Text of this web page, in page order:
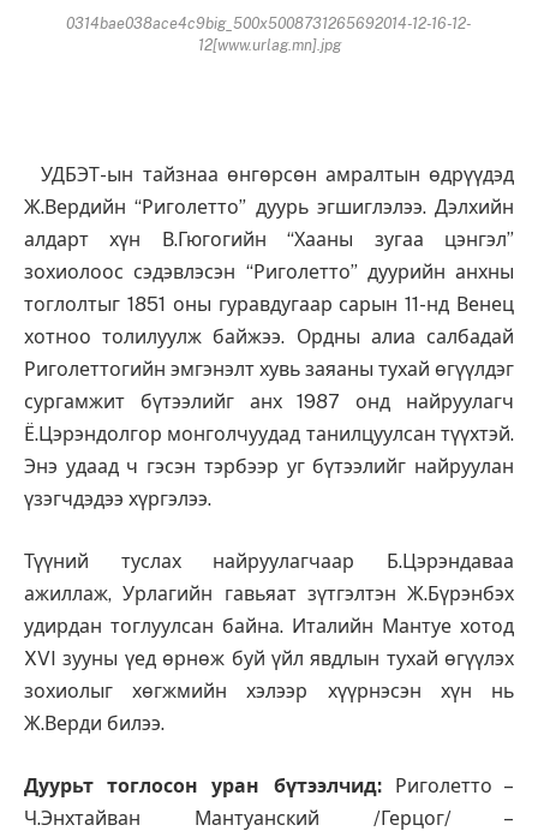
0314bae038ace4c9big_500x5008731265692014-12-16-12-
12[www.urlag.mn].jpg
УДБЭТ-ын тайзнаа өнгөрсөн амралтын өдрүүдэд
Ж.Вердийн “Риголетто” дуурь эгшиглэлээ. Дэлхийн
алдарт хүн В.Гюгогийн “Хааны зугаа цэнгэл”
зохиолоос сэдэвлэсэн “Риголетто” дуурийн анхны
тоглолтыг 1851 оны гуравдугаар сарын 11-нд Венец
хотноо толилуулж байжээ. Ордны алиа салбадай
Риголеттогийн эмгэнэлт хувь заяаны тухай өгүүлдэг
сургамжит бүтээлийг анх 1987 онд найруулагч
Ё.Цэрэндолгор монголчуудад танилцуулсан түүхтэй.
Энэ удаад ч гэсэн тэрбээр уг бүтээлийг найруулан
үзэгчдэдээ хүргэлээ.
Түүний туслах найруулагчаар Б.Цэрэндаваа
ажиллаж, Урлагийн гавьяат зүтгэлтэн Ж.Бүрэнбэх
удирдан тоглуулсан байна. Италийн Мантуе хотод
XVI зууны үед өрнөж буй үйл явдлын тухай өгүүлэх
зохиолыг хөгжмийн хэлээр хүүрнэсэн хүн нь
Ж.Верди билээ.
Дуурьт тоглосон уран бүтээлчид:Риголетто –
Ч.Энхтайван Мантуанский /Герцог/ –